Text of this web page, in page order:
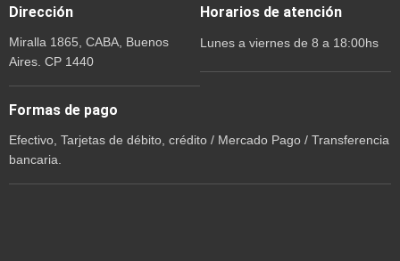
Dirección
Miralla 1865, CABA, Buenos
Aires. CP 1440
Horarios de atención
Lunes a viernes de 8 a 18:00hs
Formas de pago
Efectivo, Tarjetas de débito, crédito / Mercado Pago / Transferencia
bancaria.